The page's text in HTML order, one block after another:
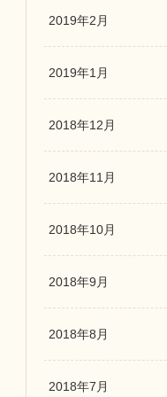
2019年2月
2019年1月
2018年12月
2018年11月
2018年10月
2018年9月
2018年8月
2018年7月